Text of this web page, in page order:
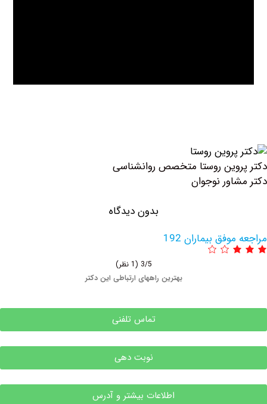
روستا متخصص روانشناسی
نوجوان
بدون دیدگاه
بیماران 192
بهترین راههای ارتباطی این دکتر
تماس تلفنی
نوبت دهی
اطلاعات بیشتر و آدرس